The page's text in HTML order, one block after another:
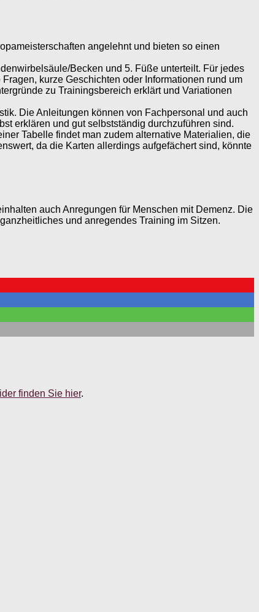
angelehnt und bieten so einen
Becken und 5. Füße unterteilt. Für jedes
kurze Geschichten oder Informationen rund um
zu Trainingsbereich erklärt und Variationen
Die Anleitungen können von Fachpersonal und auch
erklären und gut selbstständig durchzuführen sind.
Tabelle findet man zudem alternative Materialien, die
da die Karten allerdings aufgefächert sind, könnte
auch Anregungen für Menschen mit Demenz. Die
und anregendes Training im Sitzen.
finden Sie hier.